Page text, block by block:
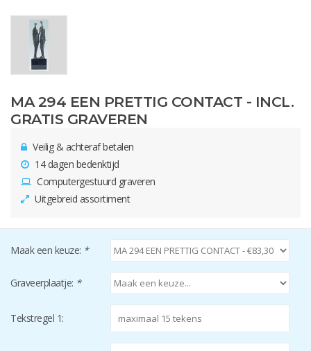
MA 294 EEN PRETTIG CONTACT - INCL.
GRATIS GRAVEREN
Veilig & achteraf betalen
14 dagen bedenktijd
Computergestuurd graveren
Uitgebreid assortiment
Maak een keuze: *
Graveerplaatje: *
Tekstregel 1: